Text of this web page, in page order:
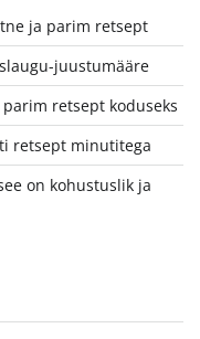
ja parim retsept
juustumääre
retsept koduseks
retsept minutitega
on kohustuslik ja